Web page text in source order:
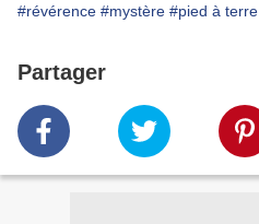
#révérence #mystère #pied à terre
Partager